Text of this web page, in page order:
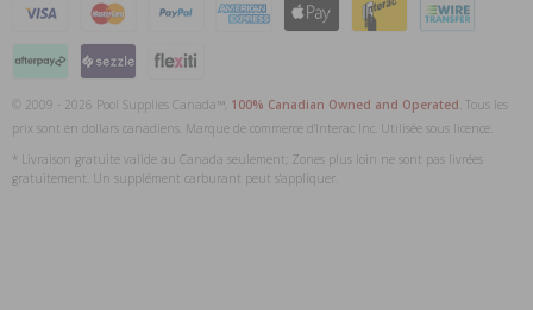
© 2009 - 2026 Pool Supplies Canada™, 100% Canadian Owned and Operated . Tous les
prix sont en dollars canadiens. Marque de commerce d'Interac Inc. Utilisée sous licence.
* Livraison gratuite valide au Canada seulement; Zones plus loin ne sont pas livrées
gratuitement. Un supplément carburant peut s'appliquer.